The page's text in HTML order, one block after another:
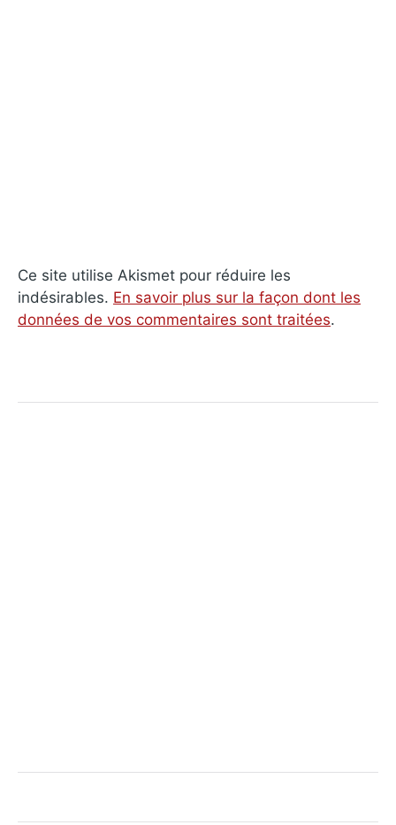
Ce site utilise Akismet pour réduire les
indésirables. En savoir plus sur la façon dont les
données de vos commentaires sont traitées.